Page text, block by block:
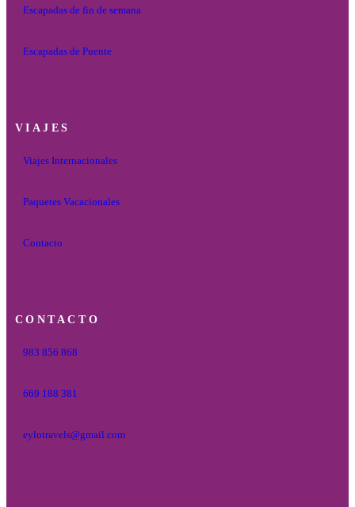
Escapadas de fin de semana
Escapadas de Puente
VIAJES
Viajes Internacionales
Paquetes Vacacionales
Contacto
CONTACTO
983 856 868
669 188 381
eylotravels@gmail.com